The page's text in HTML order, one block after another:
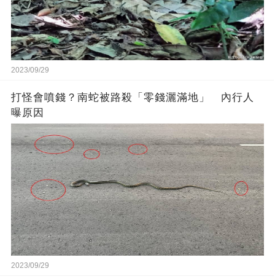
2023/09/29
打怪會噴錢？南蛇被路殺「零錢灑滿地」 內行人
曝原因
2023/09/29